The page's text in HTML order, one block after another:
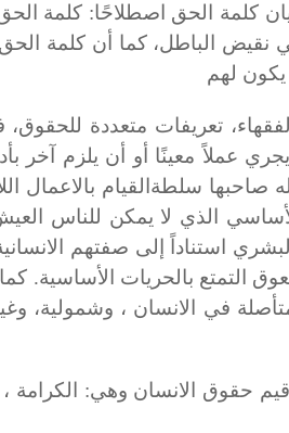
كلمة الحق اصطلاحًا: كلمة
نقيض الباطل،كما أن كلمة
يكون لهم
تعر يفات متعددة للحقوق،
يجري عملاً معينًا أو أن يلزم آخر
صاحبها سلطةالقيام
الذي لا يمكن للناس
استناداً إلى صفتهم
تعوق التمتع بالحريات
في الانسان ، وشمولية،
حقوق الانسان وهي: الكرامة ،